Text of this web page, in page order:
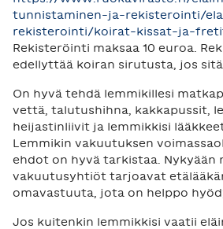
tunnistaminen-ja-rekisterointi/
rekisterointi/koirat-kissat-ja-
Rekisteröinti maksaa 10 euroa.
edellyttää koiran sirutusta, jos sitä
On hyvä tehdä lemmikillesi
vettä, talutushihna, kakkapussit,
heijastinliivit ja lemmikkisi
Lemmikin vakuutuksen
ehdot on hyvä tarkistaa. Nykyään
vakuutusyhtiöt tarjoavat
omavastuuta, jota on helppo
Jos kuitenkin lemmikkisi vaatii